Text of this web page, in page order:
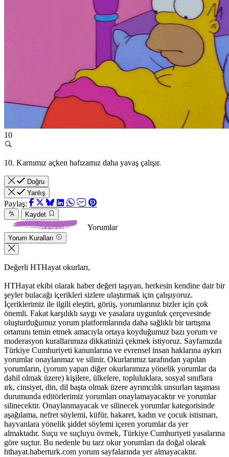
10
10. Karnımız açken hafızamız daha yavaş çalışır.
Doğru
Yanlış
Paylaş:
Kaydet
Yorumlar
Yorum Kuralları
Değerli HTHayat okurları,
HTHayat ekibi olarak haber değeri taşıyan, herkesin kendine dair bir
şeyler bulacağı içerikleri sizlere ulaştırmak için çalışıyoruz.
İçeriklerimiz ile ilgili eleştiri, görüş, yorumlarınız bizler için çok
önemli. Fakat karşılıklı saygı ve yasalara uygunluk çerçevesinde
oluşturduğumuz yorum platformlarında daha sağlıklı bir tartışma
ortamını temin etmek amacıyla ortaya koyduğumuz bazı yorum ve
moderasyon kurallarımıza dikkatinizi çekmek istiyoruz. Sayfamızda
Türkiye Cumhuriyeti kanunlarına ve evrensel insan haklarına aykırı
yorumlar onaylanmaz ve silinir. Okurlarımız tarafından yapılan
yorumların, (yorum yapan diğer okurlarımıza yönelik yorumlar da
dahil olmak üzere) kişilere, ülkelere, topluluklara, sosyal sınıflara
ırk, cinsiyet, din, dil başta olmak üzere ayrımcılık unsurları taşıması
durumunda editörlerimiz yorumları onaylamayacaktır ve yorumlar
silinecektir. Onaylanmayacak ve silinecek yorumlar kategorisinde
aşağılama, nefret söylemi, küfür, hakaret, kadın ve çocuk istismarı,
hayvanlara yönelik şiddet söylemi içeren yorumlar da yer
almaktadır. Suçu ve suçluyu övmek, Türkiye Cumhuriyeti yasalarına
göre suçtur. Bu nedenle bu tarz okur yorumları da doğal olarak
hthayat.haberturk.com yorum sayfalarında yer almayacaktır.